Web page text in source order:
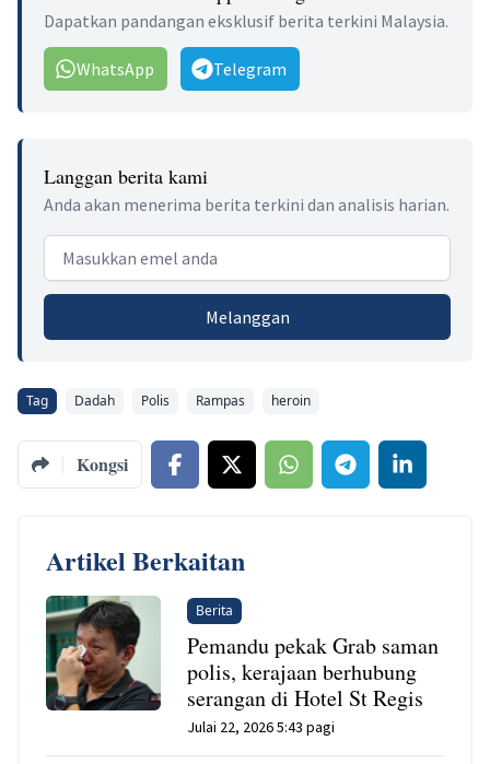
Dapatkan pandangan eksklusif berita terkini Malaysia.
WhatsApp Telegram
Langgan berita kami
Anda akan menerima berita terkini dan analisis harian.
Email address
Melanggan
Tag Dadah Polis Rampas heroin
Kongsi
Artikel Berkaitan
Berita
Pemandu pekak Grab saman
polis, kerajaan berhubung
serangan di Hotel St Regis
Julai 22, 2026 5:43 pagi